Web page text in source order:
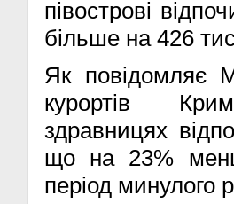
півострові
більше на 426
Як повідомляє
курортів
здравницях
що на 23%
період минулого